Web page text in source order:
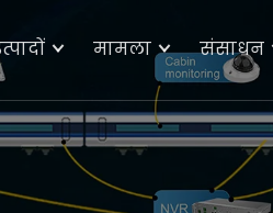
मामला संसाधन